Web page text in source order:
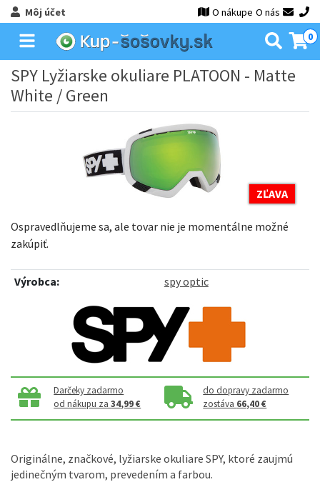
Môj účet O nákupe O nás
0
SPY Lyžiarske okuliare PLATOON - Matte
White / Green
ZĽAVA
Ospravedlňujeme sa, ale tovar nie je momentálne možné
zakúpiť.
Výrobca: spy optic
Darčeky zadarmo
od nákupu za34,99 €
do dopravy zadarmo
zostáva 66,40 €
Originálne, značkové, lyžiarske okuliare SPY, ktoré zaujmú
jedinečným tvarom, prevedením a farbou.